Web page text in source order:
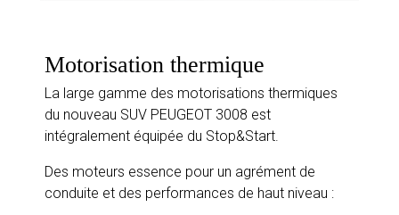
Motorisation thermique
La large gamme des motorisations thermiques
du nouveau SUV PEUGEOT 3008 est
intégralement équipée du Stop&Start.
Des moteurs essence pour un agrément de
conduite et des performances de haut niveau :